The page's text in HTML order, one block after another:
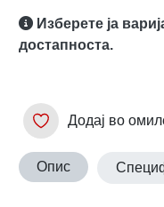
Изберете ја
достапноста.
Додај во
Опис